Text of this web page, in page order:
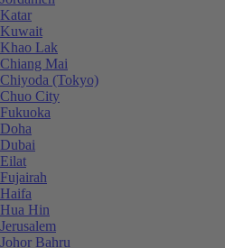
Katar
Kuwait
Khao Lak
Chiang Mai
Chiyoda (Tokyo)
Chuo City
Fukuoka
Doha
Dubai
Eilat
Fujairah
Haifa
Hua Hin
Jerusalem
Johor Bahru